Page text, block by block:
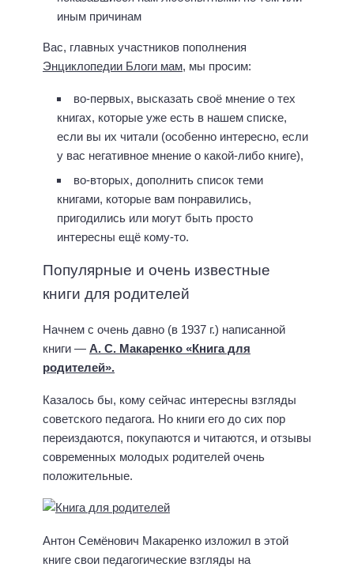
иным причинам
Вас, главных участников пополнения
Энциклопедии Блоги мам, мы просим:
во-первых, высказать своё мнение о тех
книгах, которые уже есть в нашем списке,
если вы их читали (особенно интересно, если
у вас негативное мнение о какой-либо книге),
во-вторых, дополнить список теми
книгами, которые вам понравились,
пригодились или могут быть просто
интересны ещё кому-то.
Популярные и очень известные
книги для родителей
Начнем с очень давно (в 1937 г.) написанной
книги — А. С. Макаренко «Книга для
родителей».
Казалось бы, кому сейчас интересны взгляды
советского педагога. Но книги его до сих пор
переиздаются, покупаются и читаются, и отзывы
современных молодых родителей очень
положительные.
Антон Семёнович Макаренко изложил в этой
книге свои педагогические взгляды на